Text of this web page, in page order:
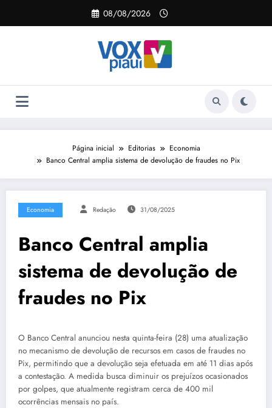
o
08/08/2026
Página inicial Editorias
Economia
Banco Central amplia sistema de devolução de fraudes no Pix
Economia Redação 31/08/2025
Banco Central amplia
sistema de devolução de
fraudes no Pix
O Banco Central anunciou nesta quinta-feira (28) uma atualização
no mecanismo de devolução de recursos em casos de fraudes no
Pix, permitindo que a devolução seja efetuada em até 11 dias após
a contestação. A medida busca diminuir os prejuízos ocasionados
por golpes, que atualmente registram cerca de 400 mil
ocorrências mensais no país.